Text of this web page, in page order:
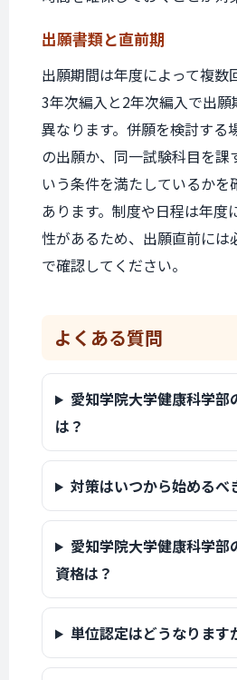
出願書類と直前期
出願期間は年度によって複数
3年次編入と2年次編入で出
異なります。併願を検討する
の出願か、同一試験科目を課
いう条件を満たしているかを
あります。制度や日程は年度
性があるため、出願直前には
で確認してください。
よくある質問
愛知学院大学健康科学部
は？
対策はいつから始めるべ
愛知学院大学健康科学部
資格は？
単位認定はどうなります